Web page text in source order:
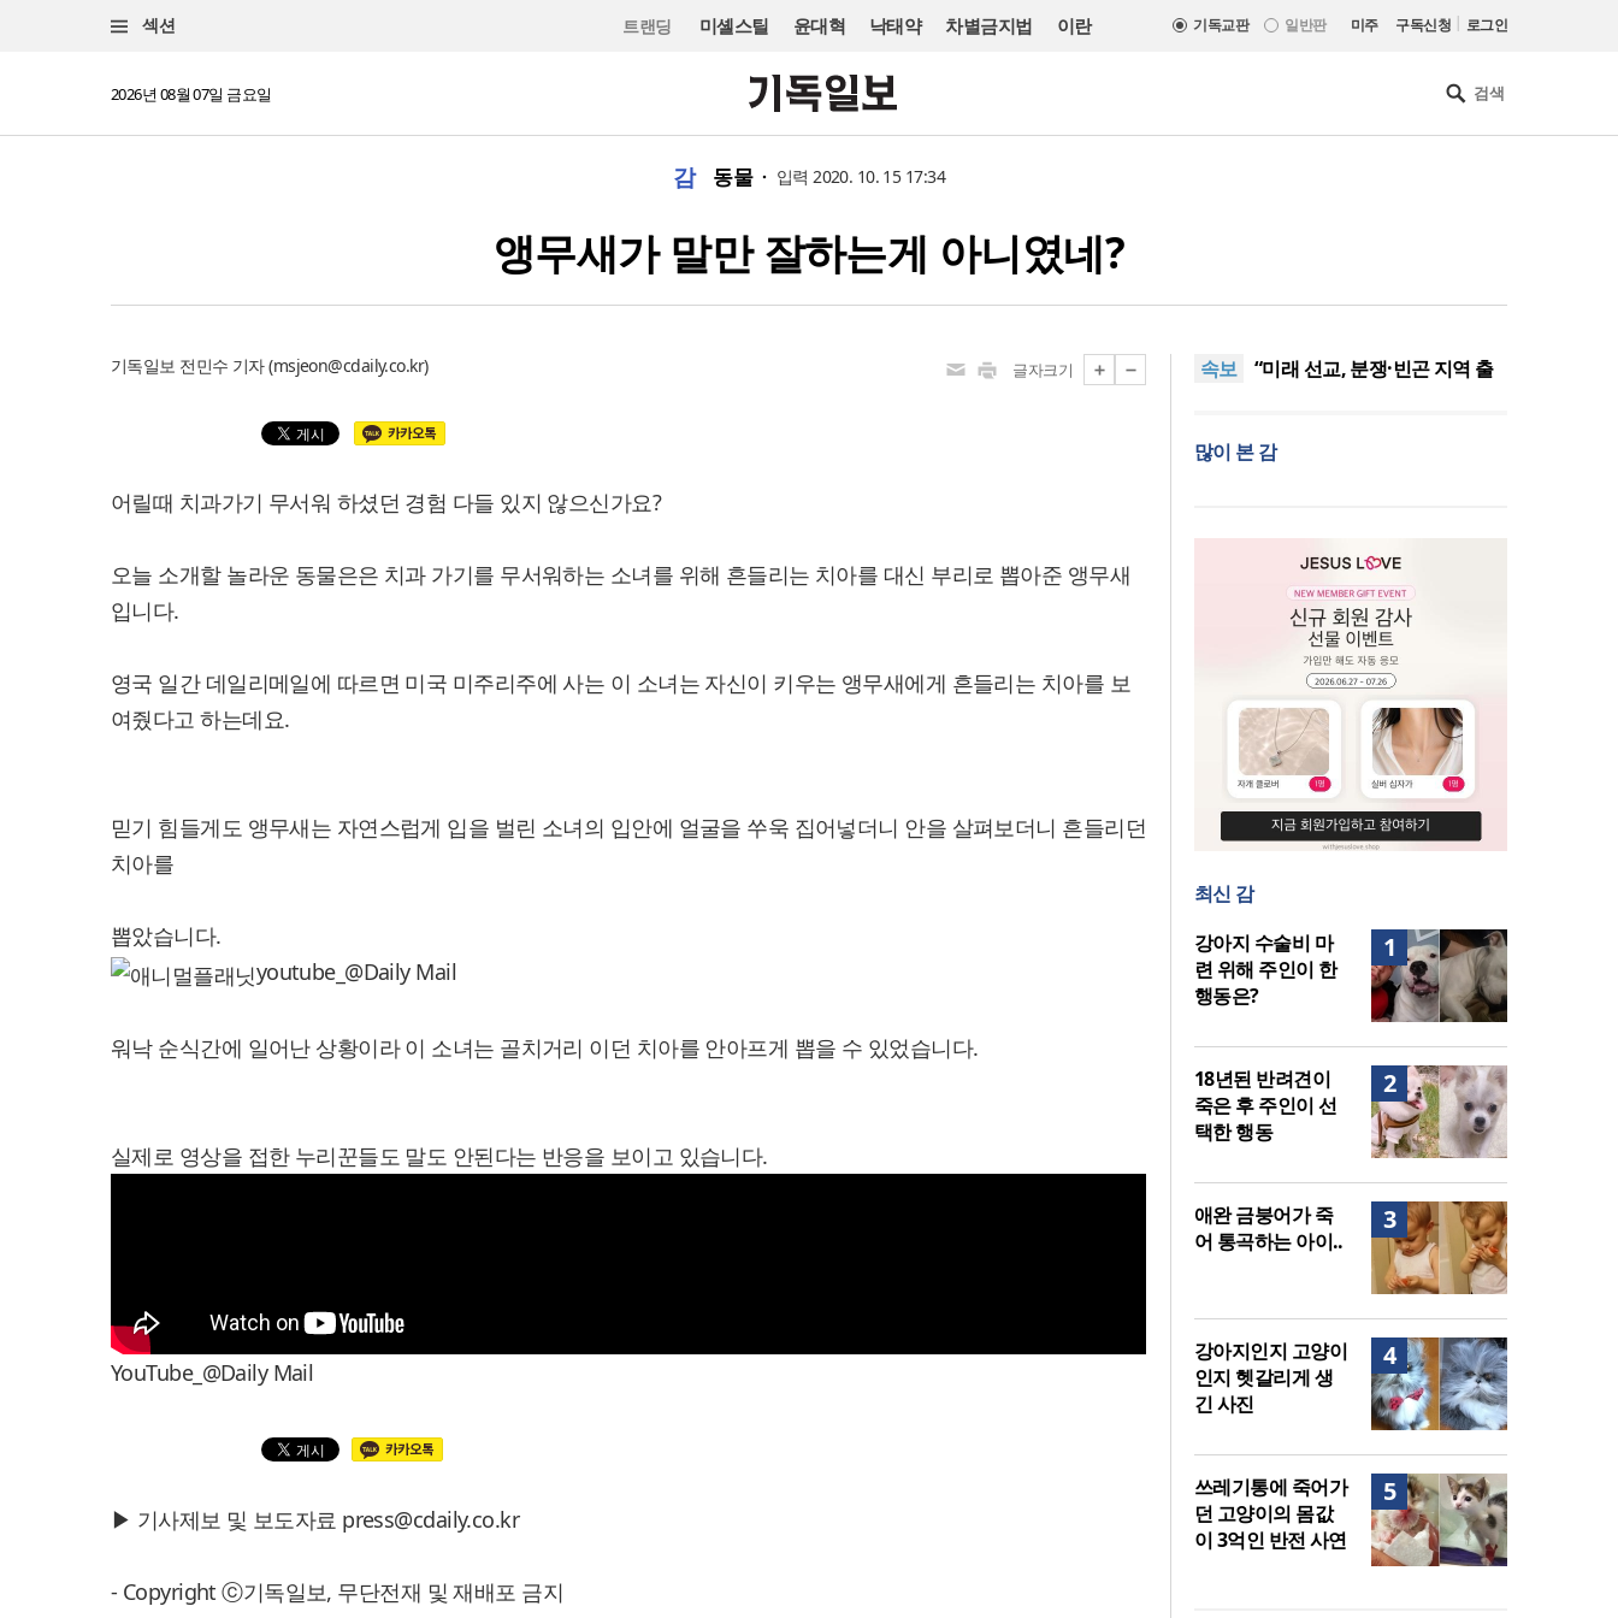
섹션 트랜딩 미셸스틸 윤대혁 낙태약 차별금지법 이란 기독교판 일반판 미주 구독신청 | 로그인
2026년 08월 07일 금요일
감 동물 입력 2020. 10. 15 17:34
앵무새가 말만 잘하는게 아니였네?
기독일보 전민수 기자 (msjeon@cdaily.co.kr) 글자크기
어릴때 치과가기 무서워 하셨던 경험 다들 있지 않으신가요?
오늘 소개할 놀라운 동물은은 치과 가기를 무서워하는 소녀를 위해 흔들리는 치아를 대신 부리로 뽑아준 앵무새
입니다.
영국 일간 데일리메일에 따르면 미국 미주리주에 사는 이 소녀는 자신이 키우는 앵무새에게 흔들리는 치아를 보
여줬다고 하는데요.
믿기 힘들게도 앵무새는 자연스럽게 입을 벌린 소녀의 입안에 얼굴을 쑤욱 집어넣더니 안을 살펴보더니 흔들리던
치아를
뽑았습니다.
youtube_@Daily Mail
워낙 순식간에 일어난 상황이라 이 소녀는 골치거리 이던 치아를 안아프게 뽑을 수 있었습니다.
실제로 영상을 접한 누리꾼들도 말도 안된다는 반응을 보이고 있습니다.
YouTube_@Daily Mail
▶ 기사제보 및 보도자료 press@cdaily.co.kr
- Copyright ⓒ기독일보, 무단전재 및 재배포 금지
속보
말씀은 같은데 왜 열매는 다를
美 이민구금센터에 억류됐던
“미사일 속에서도 복음은 전해
“미래 선교, 분쟁·빈곤 지역 출
발
말씀은 같은데 왜 열매는 다를
美 이민구금센터에 억류됐던
많이 본 감
최신 감
1
강아지 수술비 마
련 위해 주인이 한
행동은?
2
18년된 반려견이
죽은 후 주인이 선
택한 행동
3
애완 금붕어가 죽
어 통곡하는 아이..
4
강아지인지 고양이
인지 헷갈리게 생
긴 사진
5
쓰레기통에 죽어가
던 고양이의 몸값
이 3억인 반전 사연